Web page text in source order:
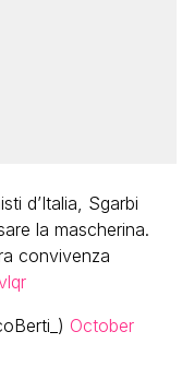
d’Italia, Sgarbi
la mascherina.
convivenza
October